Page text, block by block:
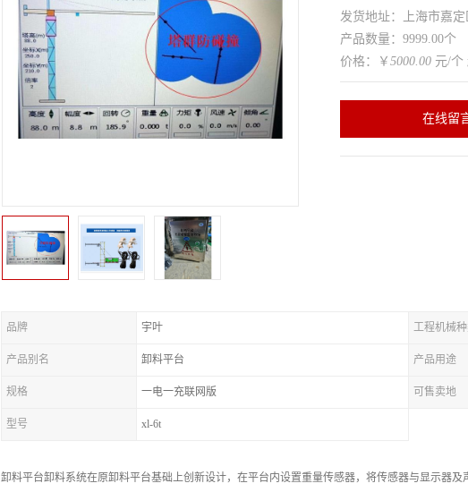
发货地址：上海市嘉定
产品数量：9999.00个
价格：￥ 5000.00 元/个
在线留
品牌 宇叶 工程机械
产品别名 卸料平台 产品用途
规格 一电一充联网版 可售卖地
型号 xl-6t
卸料平台卸料系统在原卸料平台基础上创新设计，在平台内设置重量传感器，将传感器与显示器